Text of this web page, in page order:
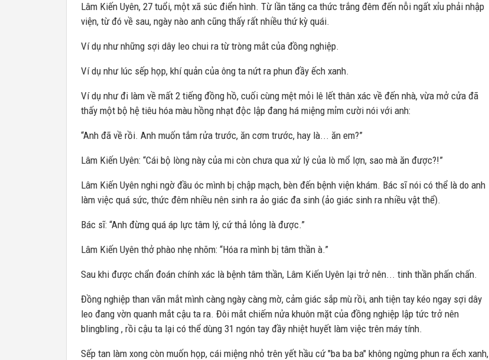
Lâm Kiến Uyên, 27 tuổi, một xã súc điển hình. Từ lần tăng ca thức trắng đêm đến nỗi ngất xỉu phải nhập
viện, từ đó về sau, ngày nào anh cũng thấy rất nhiều thứ kỳ quái.
Ví dụ như những sợi dây leo chui ra từ tròng mắt của đồng nghiệp.
Ví dụ như lúc sếp họp, khí quản của ông ta nứt ra phun đầy ếch xanh.
Ví dụ như đi làm về mất 2 tiếng đồng hồ, cuối cùng mệt mỏi lê lết thân xác về đến nhà, vừa mở cửa đã
thấy một bộ hệ tiêu hóa màu hồng nhạt độc lập đang há miệng mỉm cười nói với anh:
“Anh đã về rồi. Anh muốn tắm rửa trước, ăn cơm trước, hay là... ăn em?”
Lâm Kiến Uyên: “Cái bộ lòng này của mi còn chưa qua xử lý của lò mổ lợn, sao mà ăn được?!”
Lâm Kiến Uyên nghi ngờ đầu óc mình bị chập mạch, bèn đến bệnh viện khám. Bác sĩ nói có thể là do anh
làm việc quá sức, thức đêm nhiều nên sinh ra ảo giác đa sinh (ảo giác sinh ra nhiều vật thể).
Bác sĩ: “Anh đừng quá áp lực tâm lý, cứ thả lỏng là được.”
Lâm Kiến Uyên thở phào nhẹ nhõm: “Hóa ra mình bị tâm thần à.”
Sau khi được chẩn đoán chính xác là bệnh tâm thần, Lâm Kiến Uyên lại trở nên... tinh thần phấn chấn.
Đồng nghiệp than vãn mắt mình càng ngày càng mờ, cảm giác sắp mù rồi, anh tiện tay kéo ngay sợi dây
leo đang vờn quanh mắt cậu ta ra. Đôi mắt chiếm nửa khuôn mặt của đồng nghiệp lập tức trở nên
blingbling , rồi cậu ta lại có thể dùng 31 ngón tay đầy nhiệt huyết làm việc trên máy tính.
Sếp tan làm xong còn muốn họp, cái miệng nhỏ trên yết hầu cứ "ba ba ba" không ngừng phun ra ếch xanh,